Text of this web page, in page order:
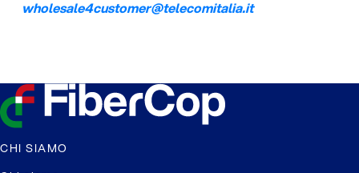
wholesale4customer@telecomitalia.it
CHI SIAMO